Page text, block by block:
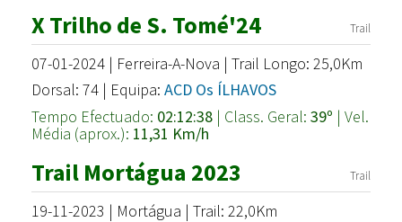
X Trilho de S. Tomé'24 Trail
07-01-2024 | Ferreira-A-Nova | Trail Longo: 25,0Km
Dorsal: 74 | Equipa: ACD Os ÍLHAVOS
Tempo Efectuado: 02:12:38 | Class. Geral: 39º | Vel.
Média (aprox.): 11,31 Km/h
Trail Mortágua 2023 Trail
19-11-2023 | Mortágua | Trail: 22,0Km